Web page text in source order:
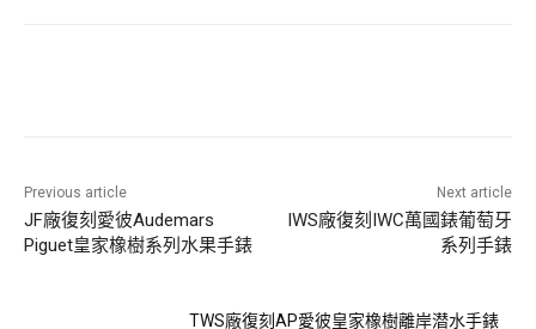
Previous article
JF廠復刻愛彼Audemars
Piguet皇家橡樹系列水果手錶
Next article
IWS廠復刻IWC萬國錶葡萄牙
系列手錶
TWS廠復刻AP愛彼皇家橡樹離岸潜水手錶